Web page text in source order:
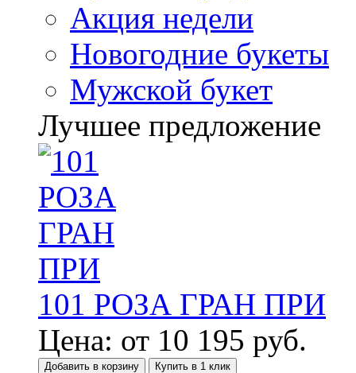
Акция недели
Новогодние букеты
Мужской букет
Лучшее предложение
101 РОЗА ГРАН ПРИ
Цена: от 10 195 руб.
Добавить в корзину Купить в 1 клик